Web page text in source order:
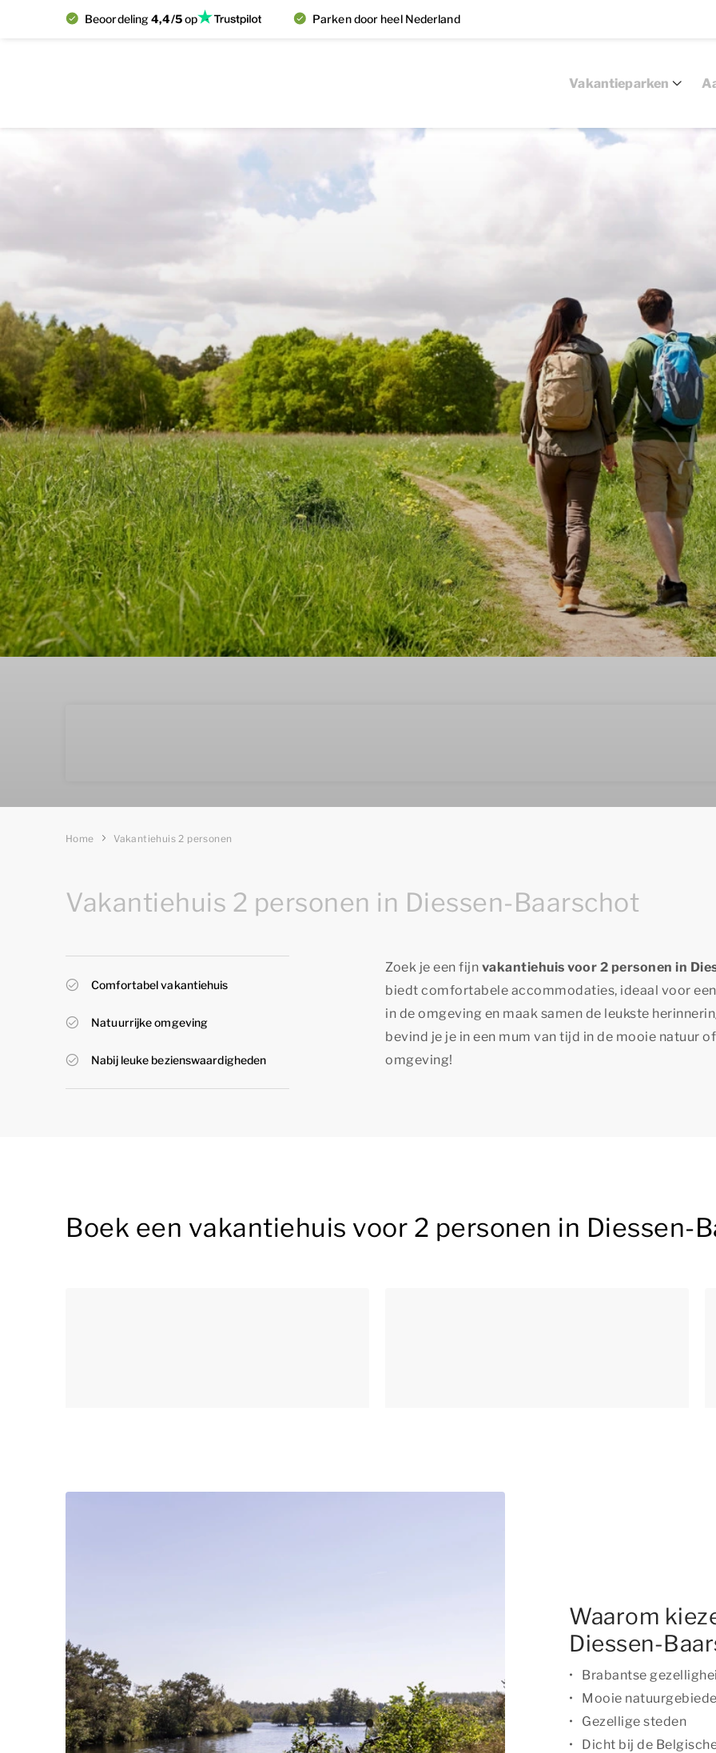
Beoordeling4,4/5op Parken door heel Nederland
Vakantieparken
Home Vakantiehuis 2 personen
Vakantiehuis 2 personen in Diessen-Baarschot
Comfortabel vakantiehuis
Natuurrijke omgeving
Nabij leuke bezienswaardigheden
Zoek je een fijn vakantiehuis voor 2 personen in
biedt comfortabele accommodaties, ideaal voor
in de omgeving en maak samen de leukste
bevind je je in een mum van tijd in de mooie natuur
omgeving!
Boek een vakantiehuis voor 2 personen in Diessen-
Waarom
Diessen-
Brabantse
Mooie
Gezellige steden
Dicht bij de